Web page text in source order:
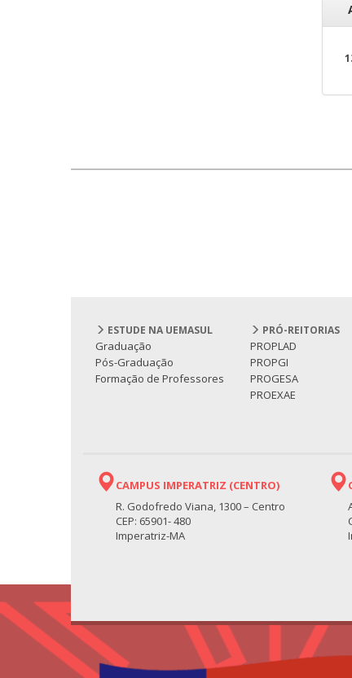
ESTUDE NA UEMASUL
Graduação
Pós-Graduação
Formação de Professores
PRÓ-REITORIAS
PROPLAD
PROPGI
PROGESA
PROEXAE
CAMPUS IMPERATRIZ (CENTRO)
R. Godofredo Viana, 1300 – Centro
CEP: 65901- 480
Imperatriz-MA